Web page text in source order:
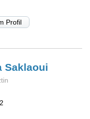
Profil
Saklaoui